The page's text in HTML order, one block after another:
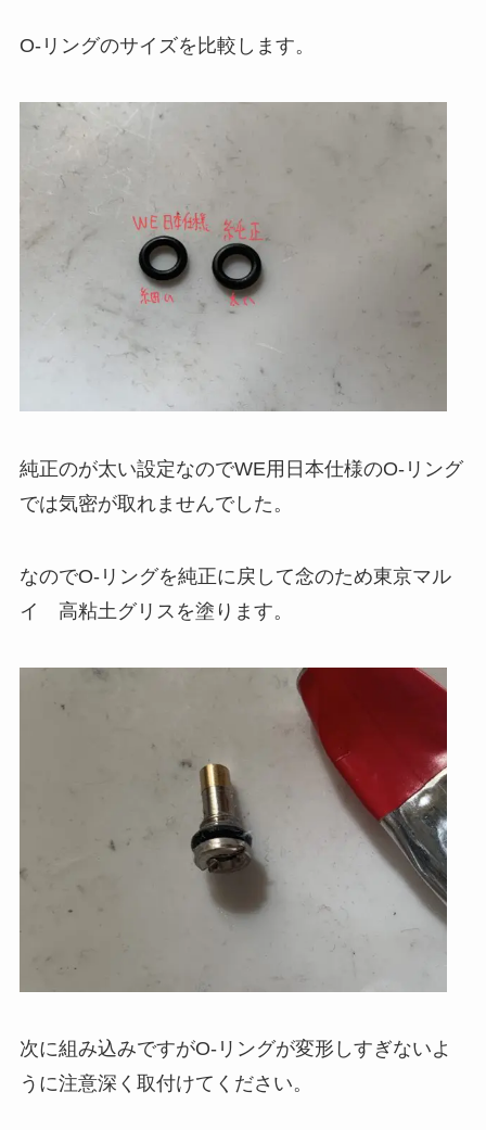
O-リングのサイズを比較します。
純正のが太い設定なのでWE用日本仕様のO-リング
では気密が取れませんでした。
なのでO-リングを純正に戻して念のため東京マル
イ 高粘土グリスを塗ります。
次に組み込みですがO-リングが変形しすぎないよ
うに注意深く取付けてください。